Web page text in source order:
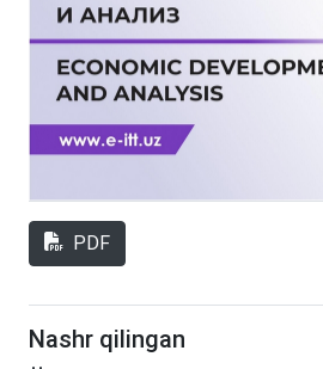
PDF
Nashr qilingan